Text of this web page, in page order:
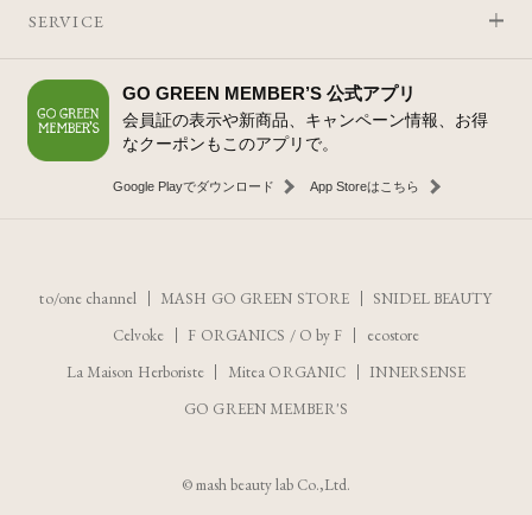
SERVICE
GO GREEN MEMBER’S 公式アプリ
会員証の表示や新商品、キャンペーン情報、お得
なクーポンもこのアプリで。
Google Playでダウンロード App Storeはこちら
to/one channel MASH GO GREEN STORE
SNIDEL BEAUTY
Celvoke
F ORGANICS / O by F
ecostore
La Maison Herboriste
Mitea ORGANIC
INNERSENSE
GO GREEN MEMBER'S
© mash beauty lab Co.,Ltd.